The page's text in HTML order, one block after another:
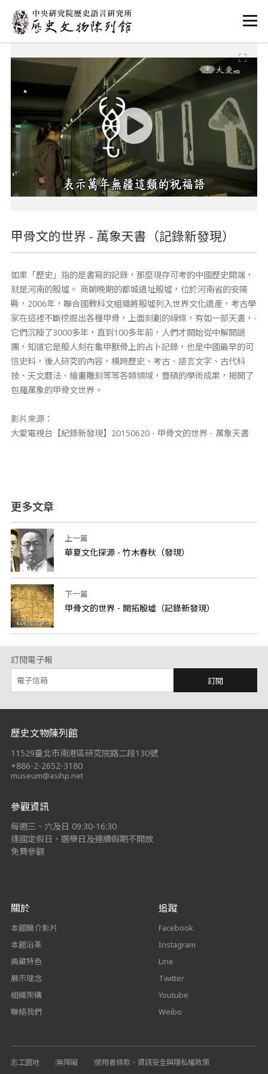
:::
:::
甲骨文的世界 - 萬象天書（記錄新發現）
如果「歷史」指的是書寫的記錄，那麼現存可考的中國歷史開端，
就是河南的殷墟。 商朝晚期的都城遺址殷墟，位於河南省的安陽
縣，2006年，聯合國教科文組織將殷墟列­入世界文化遺產，考古學
家在這裡不斷挖掘出各種甲骨，上面刻劃的線條，有如一部天書，­
它們沉睡了3000多年，直到100多年前，人們才開始從中解開謎
團，知道它是殷人刻­在龜甲獸骨上的占卜記錄，也是中國最早的可
信史料，後人研究的內容，橫跨歷史、考古、­語言文字、古代科
技、天文曆法、繪畫雕刻等等各類領域，豐碩的學術成果，揭開了
包羅萬­象的甲骨文世界。
影片來源：
大愛電視台【紀錄新發現】20150620 - 甲骨文的世界 - 萬象天書
更多文章
上一篇
華夏文化探源 - 竹木春秋（發現）
下一篇
甲骨文的世界 - 開拓殷墟（記錄新發現）
訂閱電子報
訂閱
:::
歷史文物陳列館
11529臺北市南港區研究院路二段130號
+886-2-2652-3180
museum@asihp.net
參觀資訊
每週三、六及日 09:30-16:30
逢國定假日、選舉日及連續假期不開放
免費參觀
關於
本館簡介影片
本館沿革
典藏特色
展示理念
組織架構
聯絡我們
追蹤
Facebook
Instagram
Line
Twitter
Youtube
Weibo
志工園地 無障礙 使用者條款、資訊安全與隱私權政策